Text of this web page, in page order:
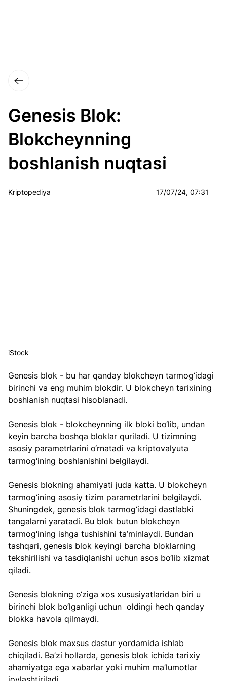
Genesis Blok:
Blokcheynning
boshlanish nuqtasi
Kriptopediya 17/07/24, 07:31
iStock
Genesis blok - bu har qanday blokcheyn tarmog‘idagi
birinchi va eng muhim blokdir. U blokcheyn tarixining
boshlanish nuqtasi hisoblanadi.
Genesis blok - blokcheynning ilk bloki bo‘lib, undan
keyin barcha boshqa bloklar quriladi. U tizimning
asosiy parametrlarini o‘rnatadi va kriptovalyuta
tarmog‘ining boshlanishini belgilaydi.
Genesis blokning ahamiyati juda katta. U blokcheyn
tarmog‘ining asosiy tizim parametrlarini belgilaydi.
Shuningdek, genesis blok tarmog‘idagi dastlabki
tangalarni yaratadi. Bu blok butun blokcheyn
tarmog‘ining ishga tushishini ta’minlaydi. Bundan
tashqari, genesis blok keyingi barcha bloklarning
tekshirilishi va tasdiqlanishi uchun asos bo‘lib xizmat
qiladi.
Genesis blokning o‘ziga xos xususiyatlaridan biri u
birinchi blok bo‘lganligi uchun  oldingi hech qanday
blokka havola qilmaydi.
Genesis blok maxsus dastur yordamida ishlab
chiqiladi. Ba’zi hollarda, genesis blok ichida tarixiy
ahamiyatga ega xabarlar yoki muhim ma’lumotlar